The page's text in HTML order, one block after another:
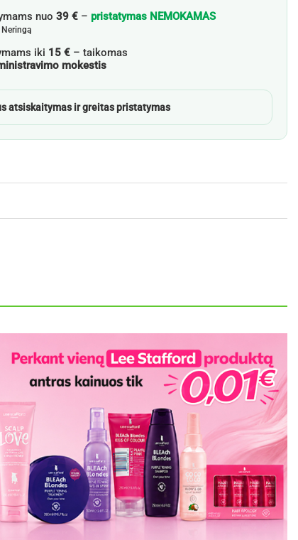
nuo39 € – pristatymas NEMOKAMAS
iki 15 € – taikomas
mokestis
atsiskaitymas ir greitas pristatymas